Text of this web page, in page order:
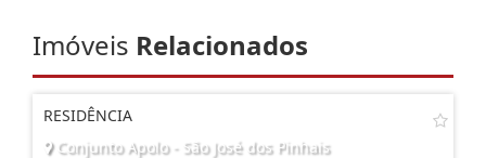
Imóveis Relacionados
RESIDÊNCIA
Conjunto Apolo - São José dos Pinhais